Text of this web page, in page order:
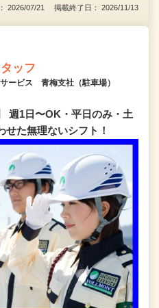
2026/07/21 掲載終了日： 2026/11/13
ッフ
ービス 青梅支社（駐車場）
週1日〜OK・平日のみ・土
せた無理ないシフト！